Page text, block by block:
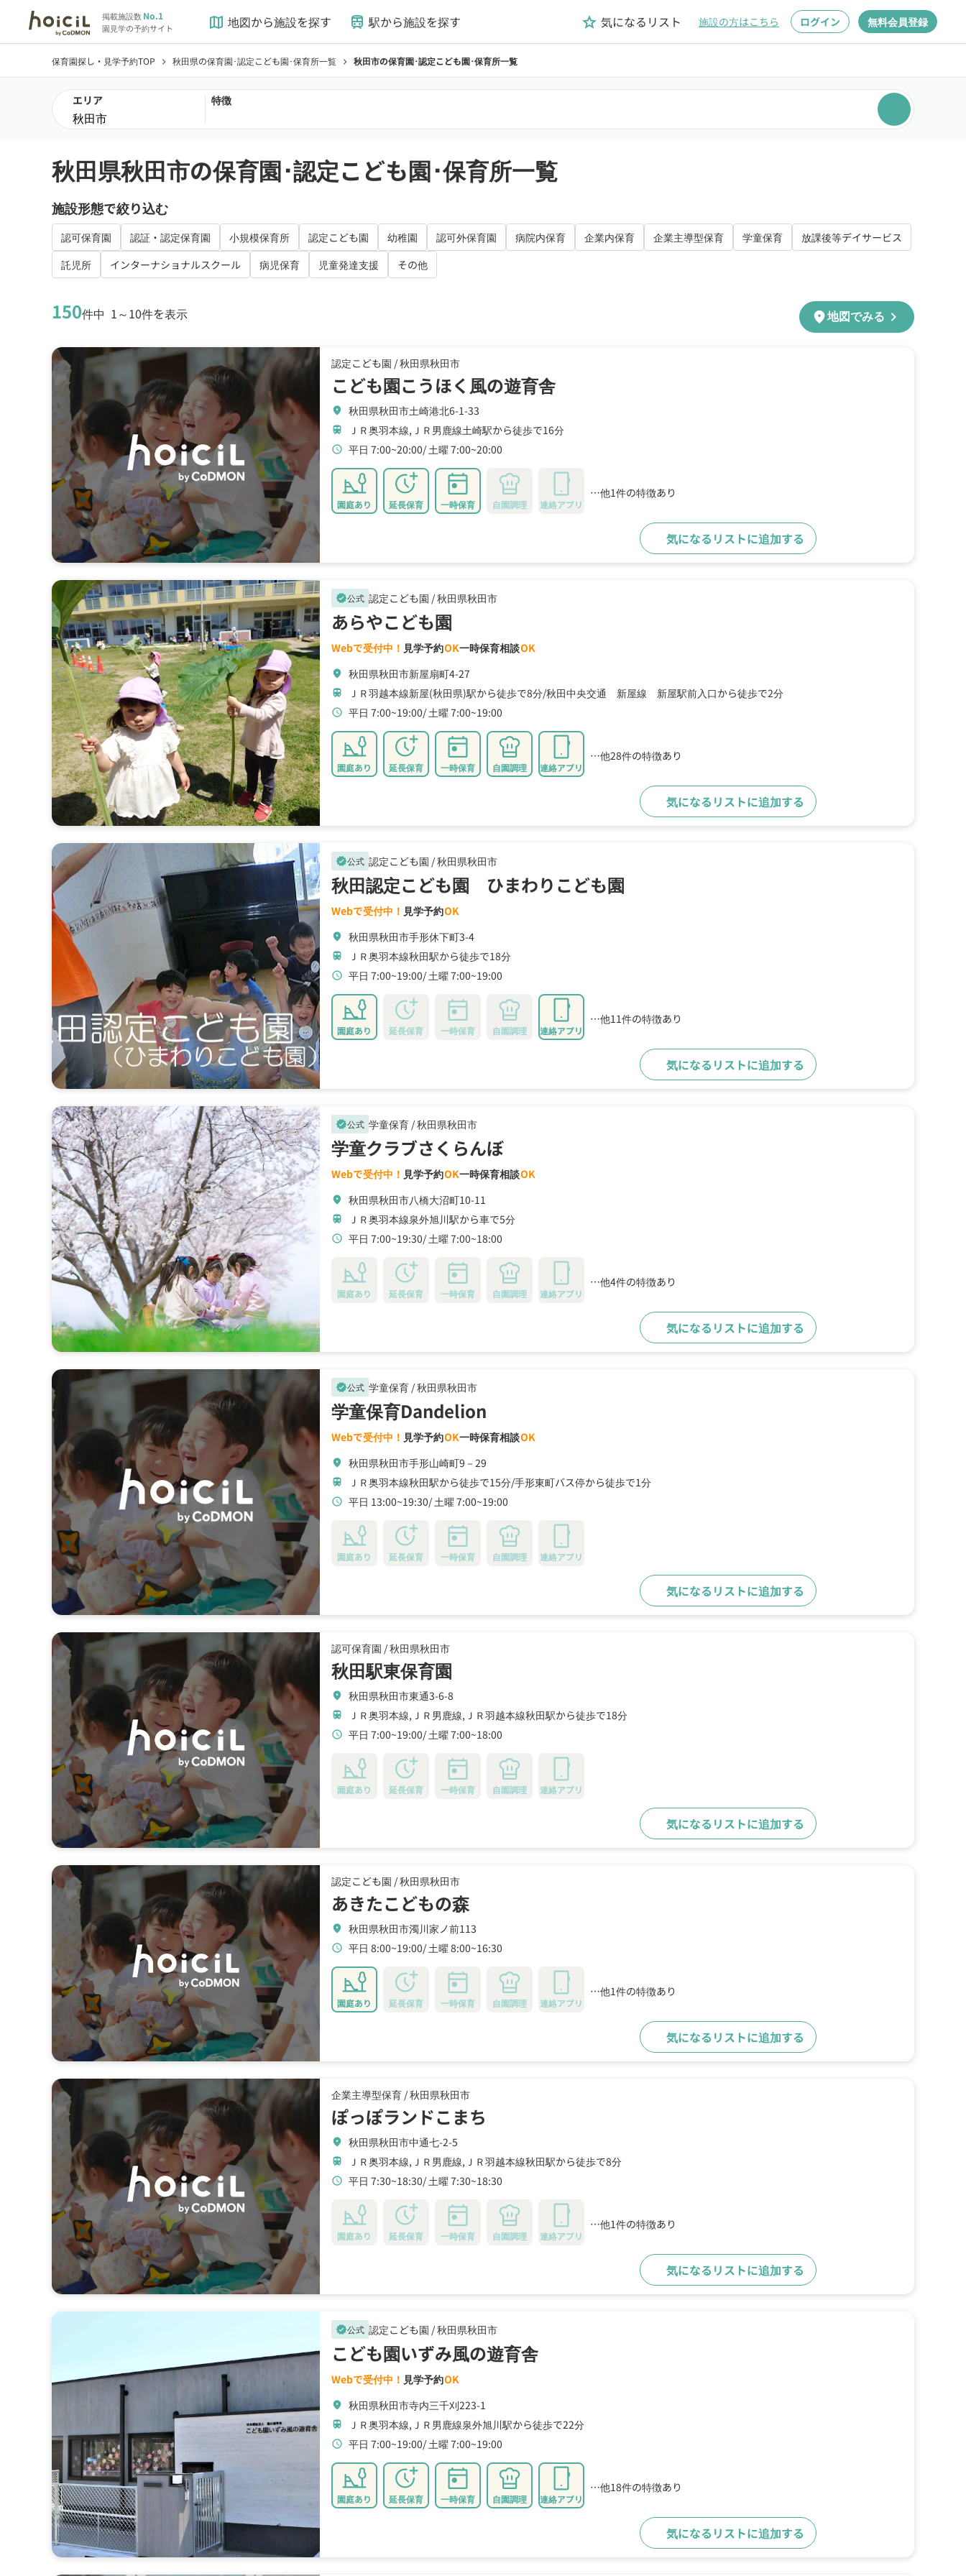
掲載施設数No.1
園見学の予約サイト map 地図から施設を探す train 駅から施設を探す grade 気になるリスト 施設の方はこちら ログイン 無料会員登録
保育園探し・見学予約TOP chevron_right 秋田県の保育園･認定こども園･保育所一覧 chevron_right 秋田市の保育園･認定こども園･保育所一覧
エリア 特徴
秋田県秋田市の保育園･認定こども園･保育所一覧
施設形態で絞り込む
認可保育園 認証・認定保育園 小規模保育所 認定こども園 幼稚園 認可外保育園 病院内保育 企業内保育 企業主導型保育 学童保育
放課後等デイサービス
託児所
インターナショナルスクール 病児保育 児童発達支援 その他
150件中 1～10件を表示 location_on地図でみる chevron_right
認定こども園 /秋田県秋田市
こども園こうほく風の遊育舎
location_on 秋田県秋田市土崎港北6-1-33
train ＪＲ奥羽本線,ＪＲ男鹿線土崎駅から徒歩で16分
schedule 平日 7:00~20:00 土曜 7:00~20:00
園庭あり 延長保育 一時保育 自園調理 連絡アプリ
…他1件の特徴あり
気になるリストに追加する
verified公式 認定こども園 /秋田県秋田市
あらやこども園
Webで受付中！ 見学予約OK一時保育相談OK
location_on 秋田県秋田市新屋扇町4-27
train ＪＲ羽越本線新屋(秋田県)駅から徒歩で8分 秋田中央交通 新屋線 新屋駅前入口から徒歩で2分
schedule 平日 7:00~19:00 土曜 7:00~19:00
園庭あり 延長保育 一時保育 自園調理 連絡アプリ
…他28件の特徴あり
気になるリストに追加する
verified公式 認定こども園 /秋田県秋田市
秋田認定こども園 ひまわりこども園
Webで受付中！ 見学予約OK
location_on 秋田県秋田市手形休下町3-4
train ＪＲ奥羽本線秋田駅から徒歩で18分
schedule 平日 7:00~19:00 土曜 7:00~19:00
園庭あり 延長保育 一時保育 自園調理 連絡アプリ
…他11件の特徴あり
気になるリストに追加する
verified公式 学童保育 /秋田県秋田市
学童クラブさくらんぼ
Webで受付中！ 見学予約OK一時保育相談OK
location_on 秋田県秋田市八橋大沼町10-11
train ＪＲ奥羽本線泉外旭川駅から車で5分
schedule 平日 7:00~19:30 土曜 7:00~18:00
園庭あり 延長保育 一時保育 自園調理 連絡アプリ
…他4件の特徴あり
気になるリストに追加する
verified公式 学童保育 /秋田県秋田市
学童保育Dandelion
Webで受付中！ 見学予約OK一時保育相談OK
location_on 秋田県秋田市手形山崎町9－29
train ＪＲ奥羽本線秋田駅から徒歩で15分 手形東町バス停から徒歩で1分
schedule 平日 13:00~19:30 土曜 7:00~19:00
園庭あり 延長保育 一時保育 自園調理 連絡アプリ
気になるリストに追加する
認可保育園 /秋田県秋田市
秋田駅東保育園
location_on 秋田県秋田市東通3-6-8
train ＪＲ奥羽本線,ＪＲ男鹿線,ＪＲ羽越本線秋田駅から徒歩で18分
schedule 平日 7:00~19:00 土曜 7:00~18:00
園庭あり 延長保育 一時保育 自園調理 連絡アプリ
気になるリストに追加する
認定こども園 /秋田県秋田市
あきたこどもの森
location_on 秋田県秋田市濁川家ノ前113
schedule 平日 8:00~19:00 土曜 8:00~16:30
園庭あり 延長保育 一時保育 自園調理 連絡アプリ
…他1件の特徴あり
気になるリストに追加する
企業主導型保育 /秋田県秋田市
ぽっぽランドこまち
location_on 秋田県秋田市中通七-2-5
train ＪＲ奥羽本線,ＪＲ男鹿線,ＪＲ羽越本線秋田駅から徒歩で8分
schedule 平日 7:30~18:30 土曜 7:30~18:30
園庭あり 延長保育 一時保育 自園調理 連絡アプリ
…他1件の特徴あり
気になるリストに追加する
verified公式 認定こども園 /秋田県秋田市
こども園いずみ風の遊育舎
Webで受付中！ 見学予約OK
location_on 秋田県秋田市寺内三千刈223-1
train ＪＲ奥羽本線,ＪＲ男鹿線泉外旭川駅から徒歩で22分
schedule 平日 7:00~19:00 土曜 7:00~19:00
園庭あり 延長保育 一時保育 自園調理 連絡アプリ
…他18件の特徴あり
気になるリストに追加する